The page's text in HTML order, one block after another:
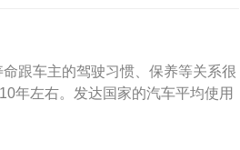
跟车主的驾驶习惯、保养等关系很
年左右。发达国家的汽车平均使用
以比亚迪F02015款1.0L悦酷型为